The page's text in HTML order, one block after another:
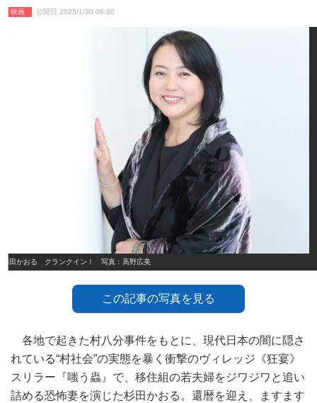
映画 公開日 2025/1/30 06:30
杉田かおる クランクイン！ 写真：高野広美
この記事の写真を見る
各地で起きた村八分事件をもとに、現代日本の闇に隠さ
れている“村社会”の実態を暴く衝撃のヴィレッジ《狂宴》
スリラー『嗤う蟲』で、移住組の若夫婦をジワジワと追い
詰める恐怖妻を演じた杉田かおる。還暦を迎え、ますます